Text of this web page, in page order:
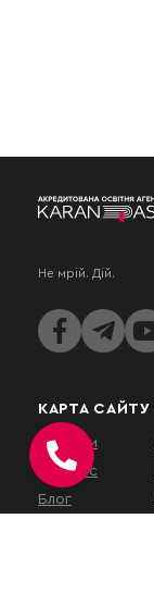
Не мрій. Дій.
КАРТА САЙТУ
Послуги
Про нас
Блог